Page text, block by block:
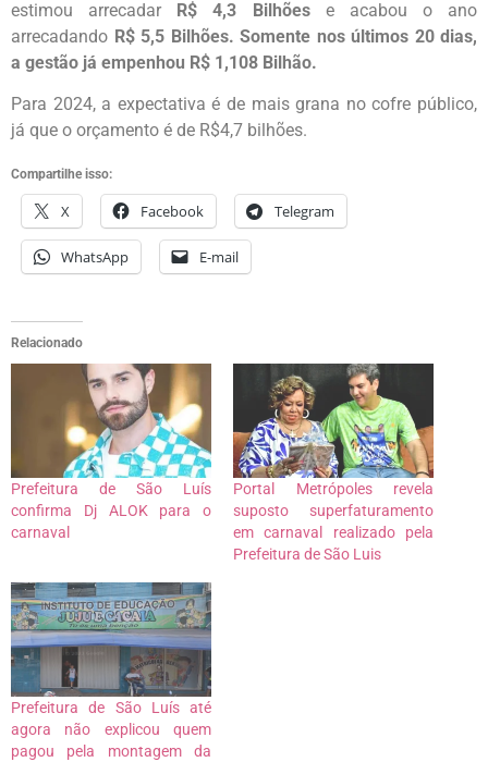
estimou arrecadar R$ 4,3 Bilhõese acabou o ano
arrecadando R$ 5,5 Bilhões. Somente nos últimos 20 dias,
a gestão já empenhou R$ 1,108 Bilhão.
Para 2024, a expectativa é de mais grana no cofre público,
já que o orçamento é de R$4,7 bilhões.
Compartilhe isso:
X Facebook Telegram
WhatsApp E-mail
Relacionado
Prefeitura de São Luís
confirma Dj ALOK para o
carnaval
Portal Metrópoles revela
suposto superfaturamento
em carnaval realizado pela
Prefeitura de São Luis
Prefeitura de São Luís até
agora não explicou quem
pagou pela montagem da